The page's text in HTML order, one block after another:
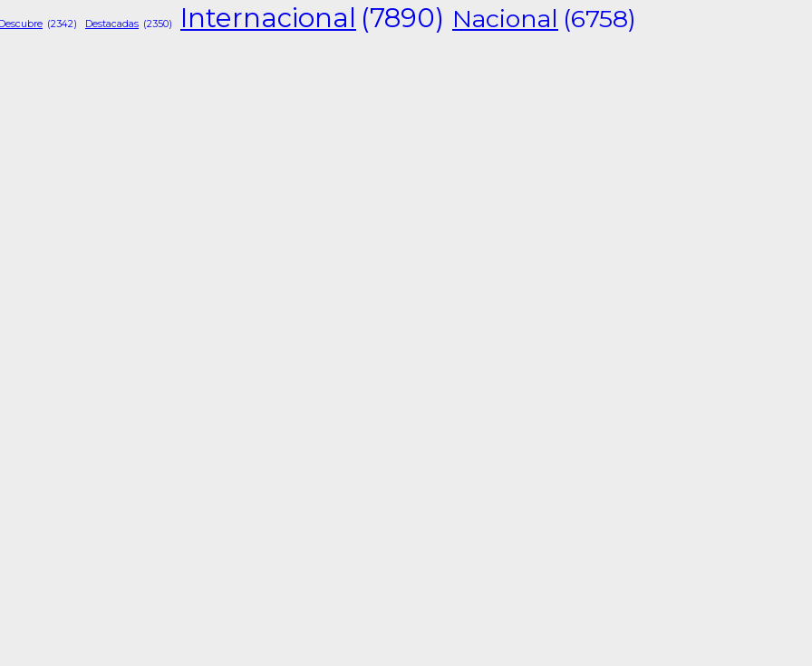
(2342) Destacadas (2350) Internacional (7890) Nacional (6758)